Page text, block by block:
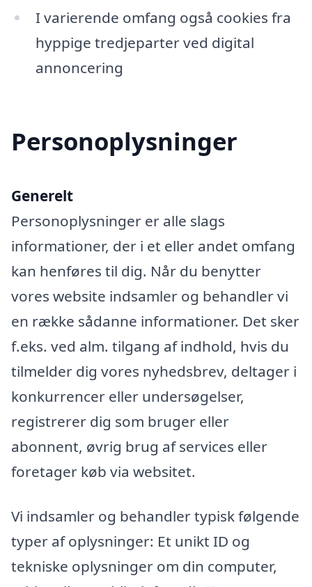
I varierende omfang også cookies fra
hyppige tredjeparter ved digital
annoncering
Personoplysninger
Generelt
Personoplysninger er alle slags
informationer, der i et eller andet omfang
kan henføres til dig. Når du benytter
vores website indsamler og behandler vi
en række sådanne informationer. Det sker
f.eks. ved alm. tilgang af indhold, hvis du
tilmelder dig vores nyhedsbrev, deltager i
konkurrencer eller undersøgelser,
registrerer dig som bruger eller
abonnent, øvrig brug af services eller
foretager køb via websitet.
Vi indsamler og behandler typisk følgende
typer af oplysninger: Et unikt ID og
tekniske oplysninger om din computer,